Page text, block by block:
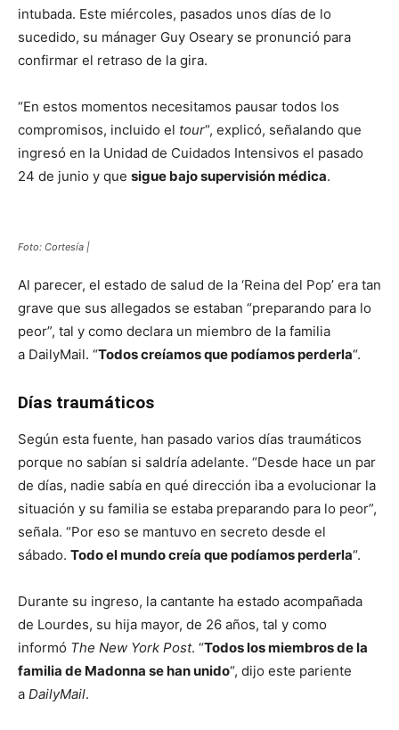
intubada. Este miércoles, pasados unos días de lo
sucedido, su mánager Guy Oseary se pronunció para
confirmar el retraso de la gira.
“En estos momentos necesitamos pausar todos los
compromisos, incluido el tour“, explicó, señalando que
ingresó en la Unidad de Cuidados Intensivos el pasado
24 de junio y que sigue bajo supervisión médica.
Foto: Cortesía |
Al parecer, el estado de salud de la ‘Reina del Pop’ era tan
grave que sus allegados se estaban “preparando para lo
peor”, tal y como declara un miembro de la familia
a DailyMail. “Todos creíamos que podíamos perderla“.
Días traumáticos
Según esta fuente, han pasado varios días traumáticos
porque no sabían si saldría adelante. “Desde hace un par
de días, nadie sabía en qué dirección iba a evolucionar la
situación y su familia se estaba preparando para lo peor”,
señala. “Por eso se mantuvo en secreto desde el
sábado. Todo el mundo creía que podíamos perderla“.
Durante su ingreso, la cantante ha estado acompañada
de Lourdes, su hija mayor, de 26 años, tal y como
informó The New York Post. “Todos los miembros de la
familia de Madonna se han unido“, dijo este pariente
a DailyMail.